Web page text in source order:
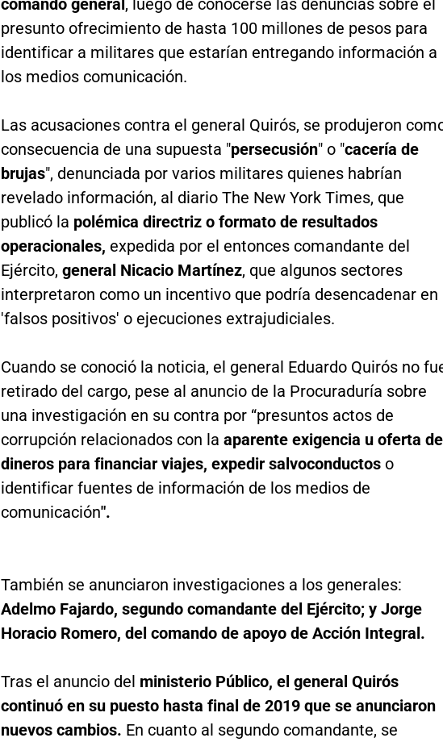
comando general, luego de conocerse las denuncias sobre el
presunto ofrecimiento de hasta 100 millones de pesos para
identificar a militares que estarían entregando información a
los medios comunicación.
Las acusaciones contra el general Quirós, se produjeron
consecuencia de una supuesta "persecusión" o "cacería de
brujas", denunciada por varios militares quienes habrían
revelado información, al diario The New York Times, que
publicó la polémica directriz o formato de resultados
operacionales, expedida por el entonces comandante del
Ejército, general Nicacio Martínez, que algunos sectores
interpretaron como un incentivo que podría desencadenar en
'falsos positivos' o ejecuciones extrajudiciales.
Cuando se conoció la noticia, el general Eduardo Quirós no
retirado del cargo, pese al anuncio de la Procuraduría sobre
una investigación en su contra por “presuntos actos de
corrupción relacionados con la aparente exigencia u oferta de
dineros para financiar viajes, expedir salvoconductos o
identificar fuentes de información de los medios de
comunicación".
También se anunciaron investigaciones a los generales:
Adelmo Fajardo, segundo comandante del Ejército; y Jorge
Horacio Romero, del comando de apoyo de Acción Integral.
Tras el anuncio del ministerio Público, el general Quirós
continuó en su puesto hasta final de 2019 que se anunciaron
nuevos cambios. En cuanto al segundo comandante, se